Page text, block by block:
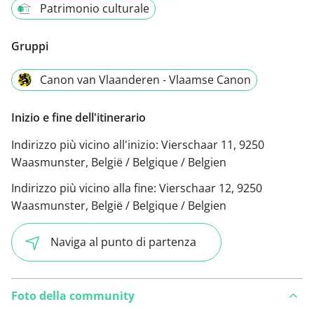
Patrimonio culturale
Gruppi
Canon van Vlaanderen - Vlaamse Canon
Inizio e fine dell'itinerario
Indirizzo più vicino all'inizio: Vierschaar 11, 9250
Waasmunster, België / Belgique / Belgien
Indirizzo più vicino alla fine: Vierschaar 12, 9250
Waasmunster, België / Belgique / Belgien
Naviga al punto di partenza
Foto della community